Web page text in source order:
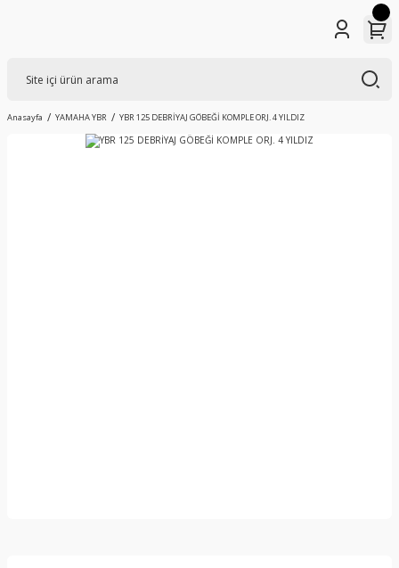
Anasayfa YAMAHA YBR YBR 125 DEBRİYAJ GÖBEĞİ KOMPLE ORJ. 4 YILDIZ